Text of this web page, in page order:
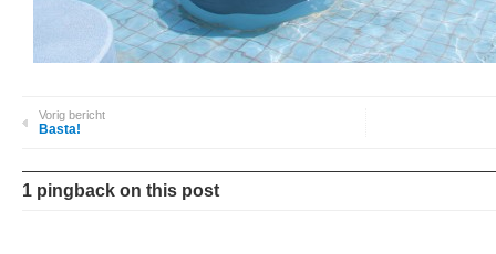
Vorig bericht
Basta!
1 pingback on this post